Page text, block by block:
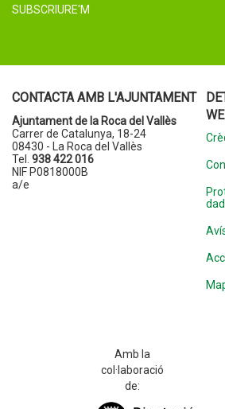
SUBSCRIURE'M
CONTACTA AMB L'AJUNTAMENT
Ajuntament de la Roca del Vallès
Carrer de Catalunya, 18-24
08430 - La Roca del Vallès
Tel. 938 422 016
NIF P0818000B
a/e
Amb la
col·laboració
de: